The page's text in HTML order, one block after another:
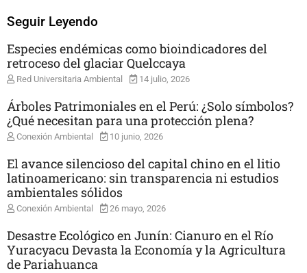
Seguir Leyendo
Especies endémicas como bioindicadores del
retroceso del glaciar Quelccaya
Red Universitaria Ambiental 14 julio, 2026
Árboles Patrimoniales en el Perú: ¿Solo símbolos?
¿Qué necesitan para una protección plena?
Conexión Ambiental 10 junio, 2026
El avance silencioso del capital chino en el litio
latinoamericano: sin transparencia ni estudios
ambientales sólidos
Conexión Ambiental 26 mayo, 2026
Desastre Ecológico en Junín: Cianuro en el Río
Yuracyacu Devasta la Economía y la Agricultura
de Pariahuanca